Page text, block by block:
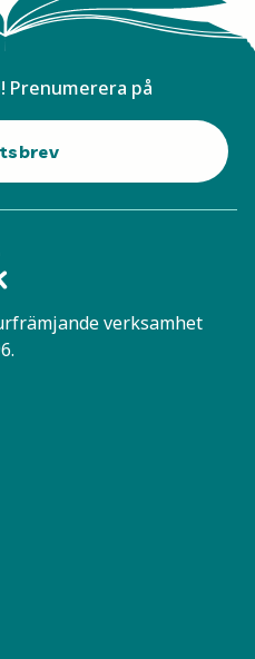
Prenumerera på
verksamhet